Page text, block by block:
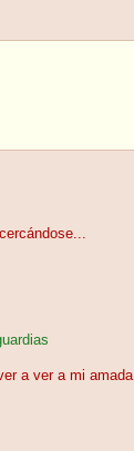
a ver a mi amada